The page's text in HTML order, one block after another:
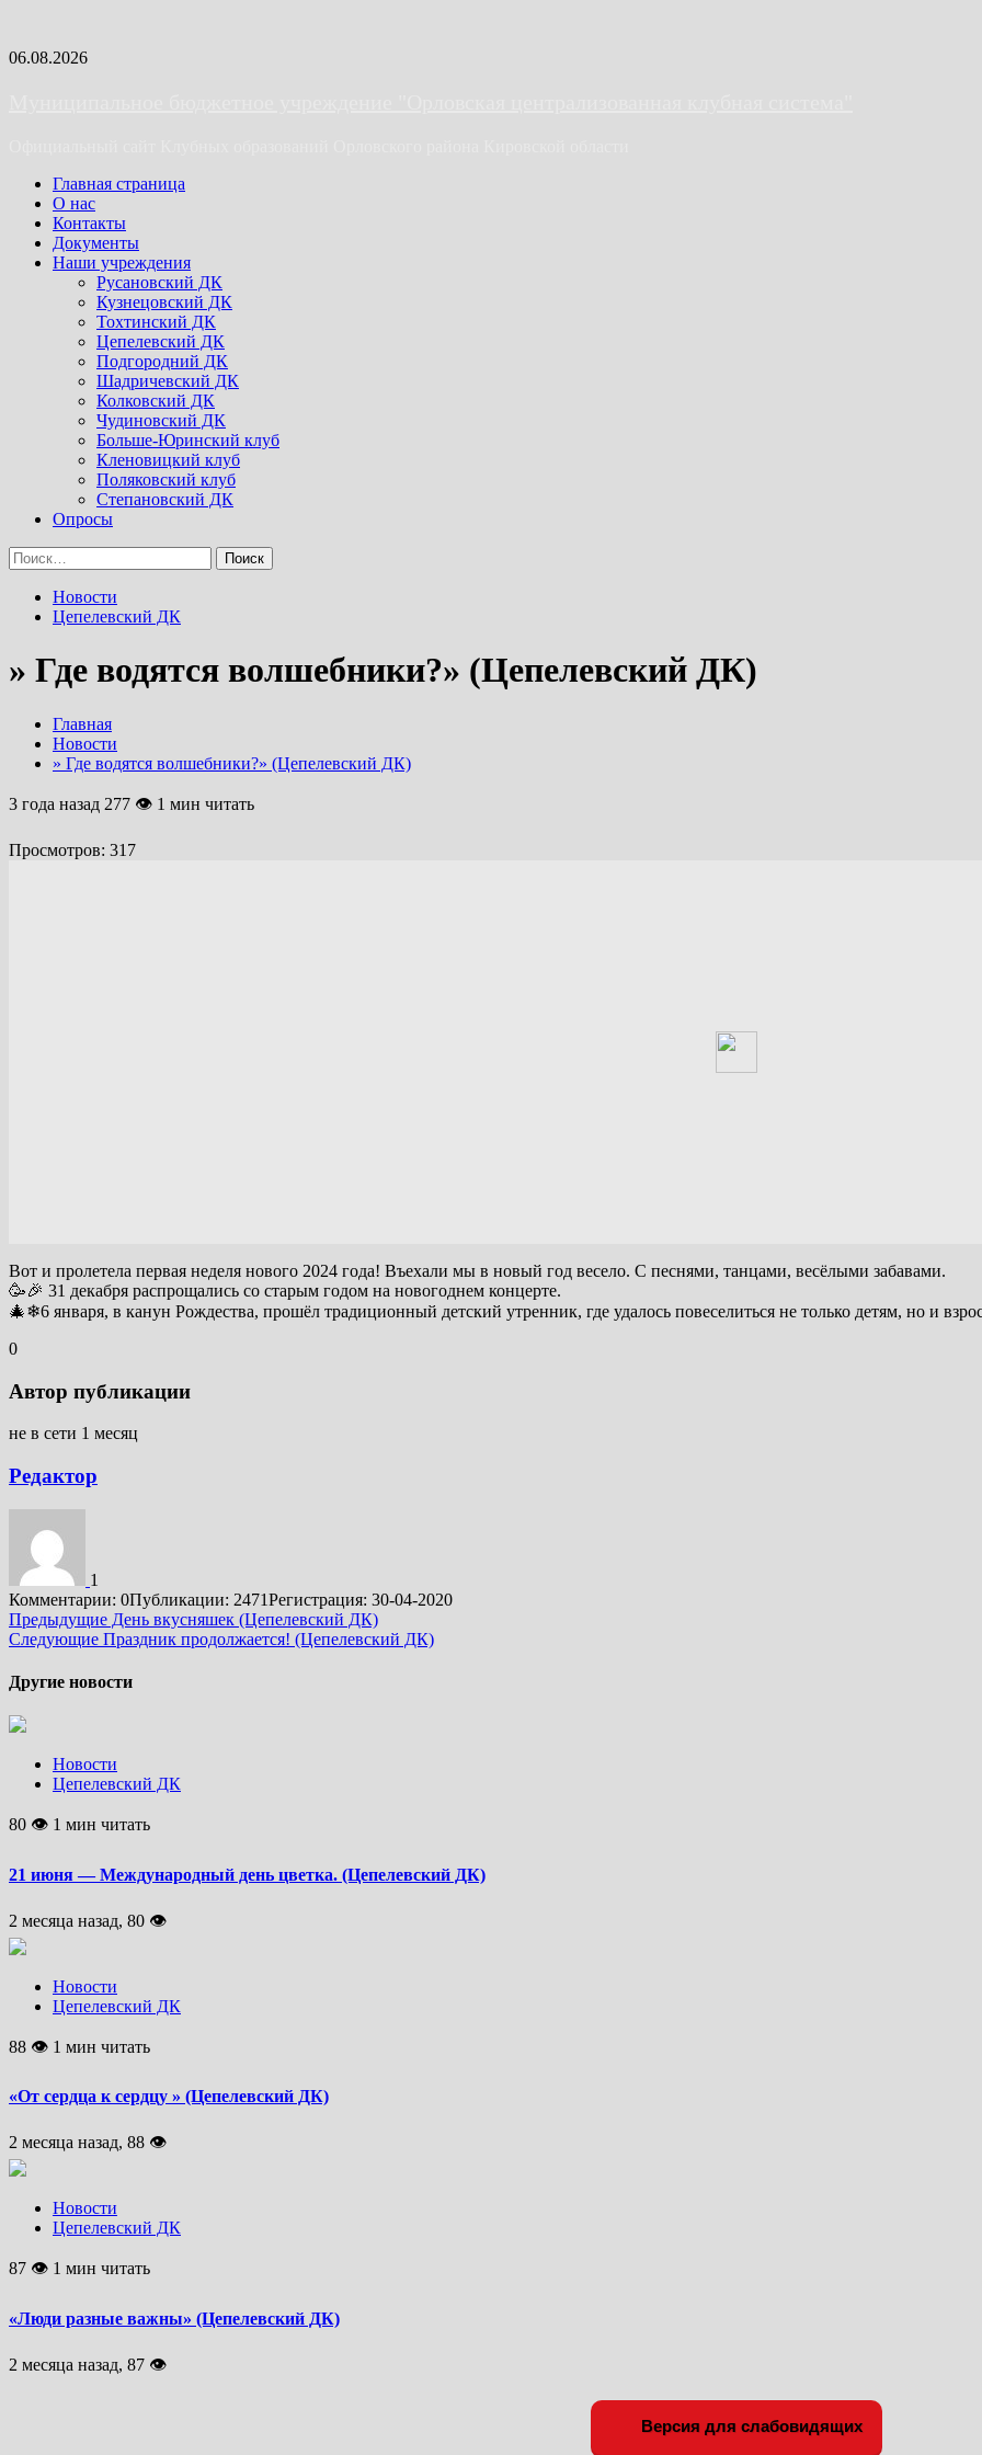
Skip
06.08.2026
Primary
Menu
Главная страница
О нас
Контакты
Документы
Наши учреждения
Русановский ДК
Кузнецовский ДК
Тохтинский ДК
Цепелевский ДК
Подгородний ДК
Шадричевский ДК
Колковский ДК
Чудиновский ДК
Больше-Юринский клуб
Кленовицкий клуб
Поляковский клуб
Степановский ДК
Опросы
Найти:
Новости
Цепелевский ДК
» Где водятся волшебники?» (Цепелевский ДК)
Главная
Новости
» Где водятся волшебники?» (Цепелевский ДК)
3 года назад 277 👁 1 мин читать
Просмотров: 317
Вот и пролетела первая неделя нового 2024 года! Въехали мы в новый год весело. С песнями, танцами, весёлыми забавами.
🥳🎉 31 декабря распрощались со старым годом на новогоднем концерте.
🎄❄6 января, в канун Рождества, прошёл традиционный детский утренник, где удалось повеселиться не только детям, но и
0
Автор публикации
не в сети 1 месяц
Редактор
1
Комментарии: 0Публикации: 2471Регистрация: 30-04-2020
Подробнее
Предыдущие День вкусняшек (Цепелевский ДК)
Следующие Праздник продолжается! (Цепелевский ДК)
Другие новости
Новости
Цепелевский ДК
80 👁 1 мин читать
21 июня — Международный день цветка. (Цепелевский ДК)
2 месяца назад, 80 👁
Новости
Цепелевский ДК
88 👁 1 мин читать
«От сердца к сердцу » (Цепелевский ДК)
2 месяца назад, 88 👁
Новости
Цепелевский ДК
87 👁 1 мин читать
«Люди разные важны» (Цепелевский ДК)
2 месяца назад, 87 👁
Версия для слабовидящих